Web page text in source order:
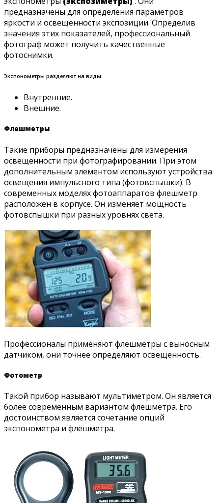
предназначены для определения параметров
яркости и освещенности экспозиции. Определив
значения этих показателей, профессиональный
фотограф может получить качественные
фотоснимки.
Экспонометры разделяют на виды:
Внутренние.
Внешние.
Флешметры
Такие приборы предназначены для измерения
освещенности при фотографировании. При этом
дополнительным элементом используют устройства
освещения импульсного типа (фотовспышки). В
современных моделях фотоаппаратов флешметр
расположен в корпусе. Он изменяет мощность
фотовспышки при разных уровнях света.
Профессионалы применяют флешметры с выносным
датчиком, они точнее определяют освещенность.
Фотометр
Такой прибор называют мультиметром. Он является
более современным вариантом флешметра. Его
достоинством является сочетание опций
экспонометра и флешметра.